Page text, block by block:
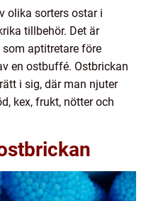
olika sorters ostar i
tillbehör. Det är
aptitretare före
en ostbuffé. Ostbrickan
i sig, där man njuter
kex, frukt, nötter och